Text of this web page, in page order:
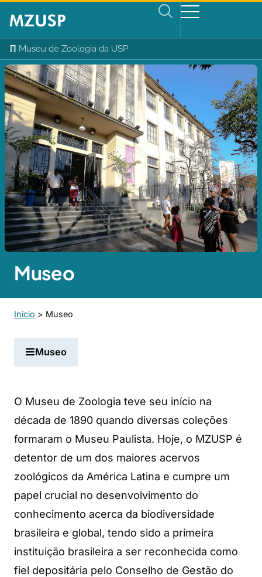
ℿ Museu de Zoologia da USP
Museo
Inicio > Museo
Museo
O Museu de Zoologia teve seu início na
década de 1890 quando diversas coleções
formaram o Museu Paulista. Hoje, o MZUSP é
detentor de um dos maiores acervos
zoológicos da América Latina e cumpre um
papel crucial no desenvolvimento do
conhecimento acerca da biodiversidade
brasileira e global, tendo sido a primeira
instituição brasileira a ser reconhecida como
fiel depositária pelo Conselho de Gestão do